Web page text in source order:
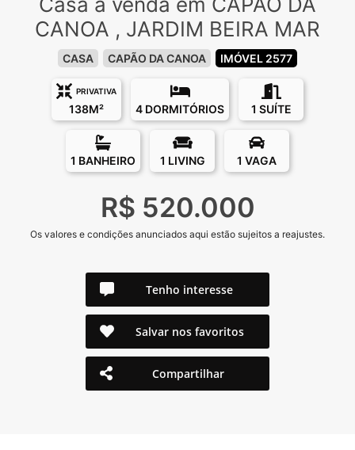
CANOA , JARDIM BEIRA MAR
CASA CAPÃO DA CANOA IMÓVEL 2577
PRIVATIVA
138M² 4 DORMITÓRIOS 1 SUÍTE
1 BANHEIRO 1 LIVING 1 VAGA
R$ 520.000
Os valores e condições anunciados aqui estão sujeitos a reajustes.
Tenho interesse
Salvar nos favoritos
Compartilhar